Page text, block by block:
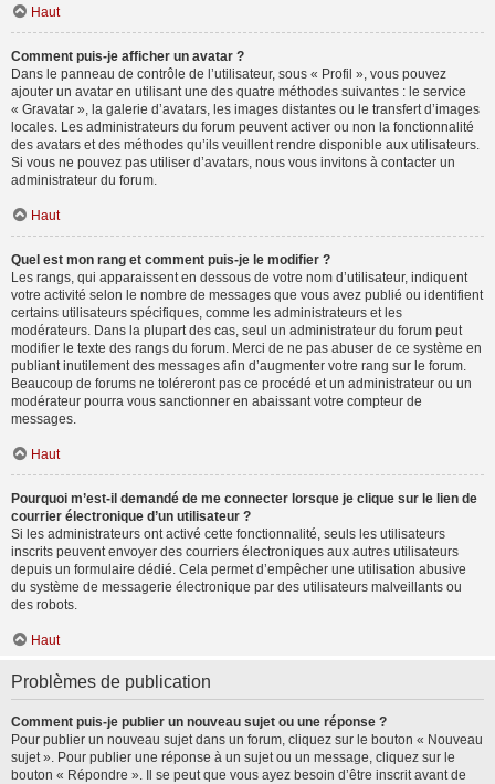
Haut
Comment puis-je afficher un avatar ?
Dans le panneau de contrôle de l’utilisateur, sous « Profil », vous pouvez
ajouter un avatar en utilisant une des quatre méthodes suivantes : le service
« Gravatar », la galerie d’avatars, les images distantes ou le transfert d’images
locales. Les administrateurs du forum peuvent activer ou non la fonctionnalité
des avatars et des méthodes qu’ils veuillent rendre disponible aux utilisateurs.
Si vous ne pouvez pas utiliser d’avatars, nous vous invitons à contacter un
administrateur du forum.
Haut
Quel est mon rang et comment puis-je le modifier ?
Les rangs, qui apparaissent en dessous de votre nom d’utilisateur, indiquent
votre activité selon le nombre de messages que vous avez publié ou identifient
certains utilisateurs spécifiques, comme les administrateurs et les
modérateurs. Dans la plupart des cas, seul un administrateur du forum peut
modifier le texte des rangs du forum. Merci de ne pas abuser de ce système en
publiant inutilement des messages afin d’augmenter votre rang sur le forum.
Beaucoup de forums ne toléreront pas ce procédé et un administrateur ou un
modérateur pourra vous sanctionner en abaissant votre compteur de
messages.
Haut
Pourquoi m’est-il demandé de me connecter lorsque je clique sur le lien de
courrier électronique d’un utilisateur ?
Si les administrateurs ont activé cette fonctionnalité, seuls les utilisateurs
inscrits peuvent envoyer des courriers électroniques aux autres utilisateurs
depuis un formulaire dédié. Cela permet d’empêcher une utilisation abusive
du système de messagerie électronique par des utilisateurs malveillants ou
des robots.
Haut
Problèmes de publication
Comment puis-je publier un nouveau sujet ou une réponse ?
Pour publier un nouveau sujet dans un forum, cliquez sur le bouton « Nouveau
sujet ». Pour publier une réponse à un sujet ou un message, cliquez sur le
bouton « Répondre ». Il se peut que vous ayez besoin d’être inscrit avant de